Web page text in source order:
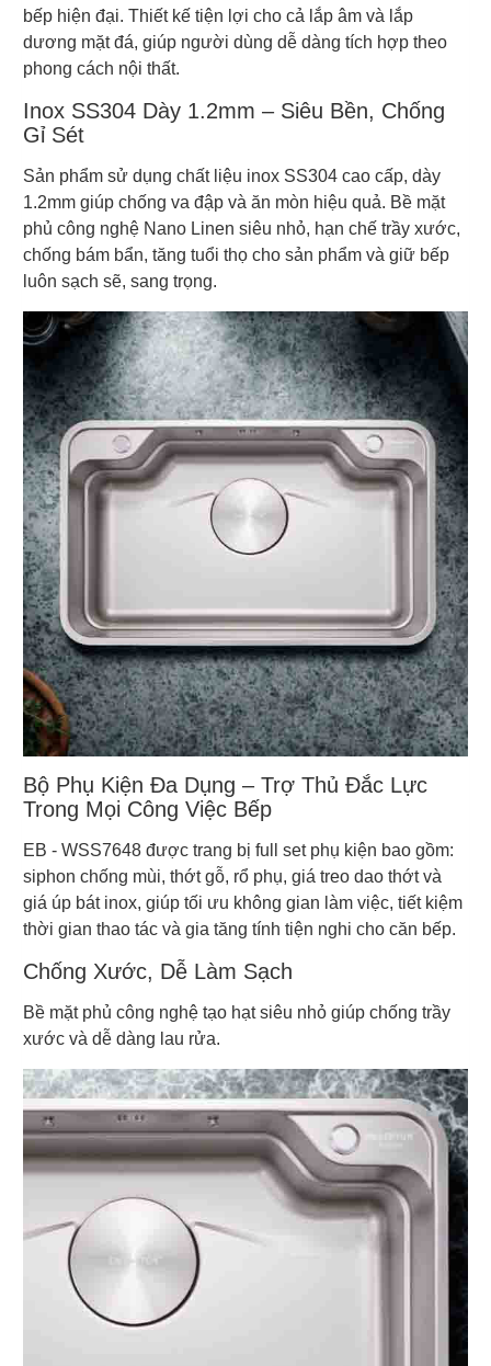
bếp hiện đại. Thiết kế tiện lợi cho cả lắp âm và lắp
dương mặt đá, giúp người dùng dễ dàng tích hợp theo
phong cách nội thất.
Inox SS304 Dày 1.2mm – Siêu Bền, Chống
Gỉ Sét
Sản phẩm sử dụng chất liệu inox SS304 cao cấp, dày
1.2mm giúp chống va đập và ăn mòn hiệu quả. Bề mặt
phủ công nghệ Nano Linen siêu nhỏ, hạn chế trầy xước,
chống bám bẩn, tăng tuổi thọ cho sản phẩm và giữ bếp
luôn sạch sẽ, sang trọng.
Bộ Phụ Kiện Đa Dụng – Trợ Thủ Đắc Lực
Trong Mọi Công Việc Bếp
EB - WSS7648 được trang bị full set phụ kiện bao gồm:
siphon chống mùi, thớt gỗ, rổ phụ, giá treo dao thớt và
giá úp bát inox, giúp tối ưu không gian làm việc, tiết kiệm
thời gian thao tác và gia tăng tính tiện nghi cho căn bếp.
Chống Xước, Dễ Làm Sạch
Bề mặt phủ công nghệ tạo hạt siêu nhỏ giúp chống trầy
xước và dễ dàng lau rửa.